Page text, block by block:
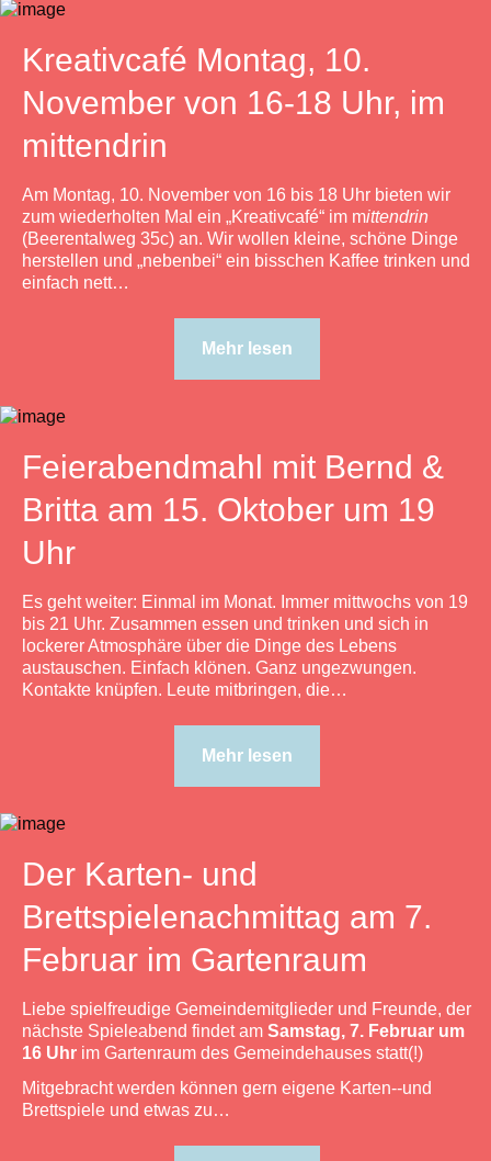
Kreativcafé Montag, 10.
November von 16-18 Uhr, im
mittendrin
Am Montag, 10. November von 16 bis 18 Uhr bieten wir
zum wiederholten Mal ein „Kreativcafé“ im mittendrin
(Beerentalweg 35c) an. Wir wollen kleine, schöne Dinge
herstellen und „nebenbei“ ein bisschen Kaffee trinken und
einfach nett…
Mehr lesen
Feierabendmahl mit Bernd &
Britta am 15. Oktober um 19
Uhr
Es geht weiter: Einmal im Monat. Immer mittwochs von 19
bis 21 Uhr. Zusammen essen und trinken und sich in
lockerer Atmosphäre über die Dinge des Lebens
austauschen. Einfach klönen. Ganz ungezwungen.
Kontakte knüpfen. Leute mitbringen, die…
Mehr lesen
Der Karten- und
Brettspielenachmittag am 7.
Februar im Gartenraum
Liebe spielfreudige Gemeindemitglieder und Freunde, der
nächste Spieleabend findet am Samstag, 7. Februar um
16 Uhr im Gartenraum des Gemeindehauses statt(!)
Mitgebracht werden können gern eigene Karten--und
Brettspiele und etwas zu…